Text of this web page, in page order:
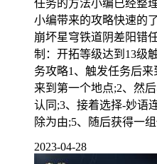
任务的方法小编已经整
小编带来的攻略快速的
崩坏星穹铁道阴差阳错
制：开拓等级达到13级
务攻略1、触发任务后
来到第一个地点;2、然
认同;3、接着选择-妙语
除为由;5、随后获得一
2023-04-28